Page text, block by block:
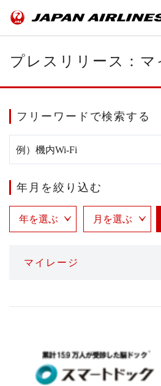
プレスリリース：マ
フリーワードで検索する
年月を絞り込む
マイレージ